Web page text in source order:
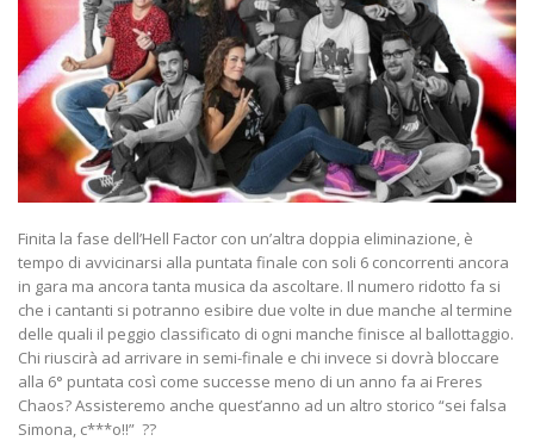
Finita la fase dell’Hell Factor con un’altra doppia eliminazione, è
tempo di avvicinarsi alla puntata finale con soli 6 concorrenti ancora
in gara ma ancora tanta musica da ascoltare. Il numero ridotto fa si
che i cantanti si potranno esibire due volte in due manche al termine
delle quali il peggio classificato di ogni manche finisce al ballottaggio.
Chi riuscirà ad arrivare in semi-finale e chi invece si dovrà bloccare
alla 6° puntata così come successe meno di un anno fa ai Freres
Chaos? Assisteremo anche quest’anno ad un altro storico “sei falsa
Simona, c***o!!” ??